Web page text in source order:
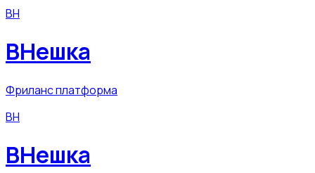
ВН
ВНешка
Фриланс платформа
ВН
ВНешка